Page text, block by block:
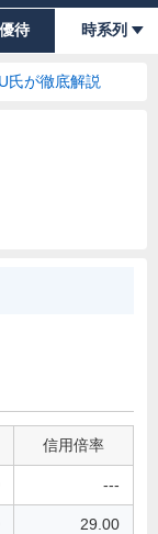
待 時系列
氏が徹底解説
信用倍率
---
29.00